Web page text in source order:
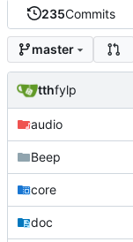
235Commits
master
tthfylp
audio
Beep
core
doc